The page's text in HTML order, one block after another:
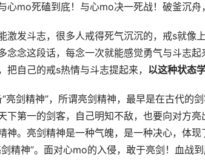
心mo死磕到底！与心mo决一死战！破釜沉舟
激发斗志，很多人戒得死气沉沉的，戒s就像
念念这段话，每念一次就能感觉勇气与斗志
把自己的戒s热情与斗志提起来， 以这种状态
亮剑精神”，所谓亮剑精神，最早是在古代的
下第一的剑客，自己明知不敌，也要向对方
神。亮剑精神是一种气魄，是一种决心，体
精神”。面对心mo的入侵，敢于亮剑！血战